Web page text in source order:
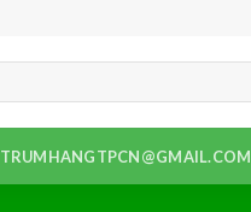
TRUMHANGTPCN@GMAIL.COM